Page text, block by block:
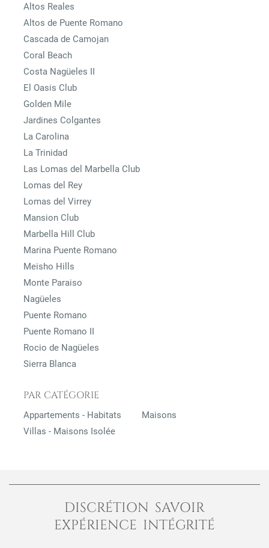
Altos Reales
Altos de Puente Romano
Cascada de Camojan
Coral Beach
Costa Nagüeles II
El Oasis Club
Golden Mile
Jardines Colgantes
La Carolina
La Trinidad
Las Lomas del Marbella Club
Lomas del Rey
Lomas del Virrey
Mansion Club
Marbella Hill Club
Marina Puente Romano
Meisho Hills
Monte Paraiso
Nagüeles
Puente Romano
Puente Romano II
Rocio de Nagüeles
Sierra Blanca
PAR CATÉGORIE
Appartements - Habitats
Maisons
Villas - Maisons Isolée
DISCRÉTION SAVOIR
EXPÉRIENCE INTÉGRITÉ